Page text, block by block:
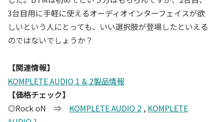
3台目用に手軽に使えるオーディオインターフェイスが欲
しいという人にとっても、いい選択肢が登場したといえる
のではないでしょうか？
【関連情報】
KOMPLETE AUDIO 1 & 2製品情報
【価格チェック】
◎Rock oN ⇒ KOMPLETE AUDIO 2 , KOMPLETE